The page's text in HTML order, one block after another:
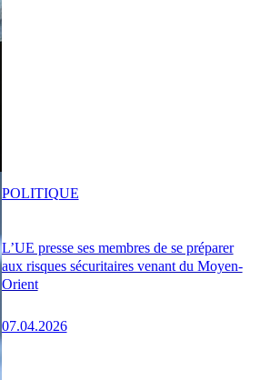
L’UE presse ses membres de se préparer
aux risques sécuritaires venant du Moyen-
Orient
07.04.2026
POLITIQUE